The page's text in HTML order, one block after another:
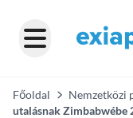
Főoldal Nemzetközi
utalásnak Zimbabwébe